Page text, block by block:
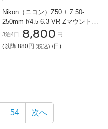
Nikon（ニコン）Z50 + Z 50-
250mm f/4.5-6.3 VR Zマウント
【望遠撮影セット】
3泊4日 8,800 円
(以降 880円 (税込) /日)
54 次へ